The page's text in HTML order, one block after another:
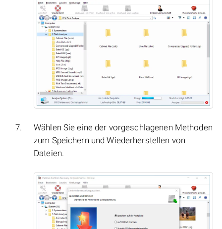
Wählen Sie eine der vorgeschlagenen Methoden
zum Speichern und Wiederherstellen von
Dateien.